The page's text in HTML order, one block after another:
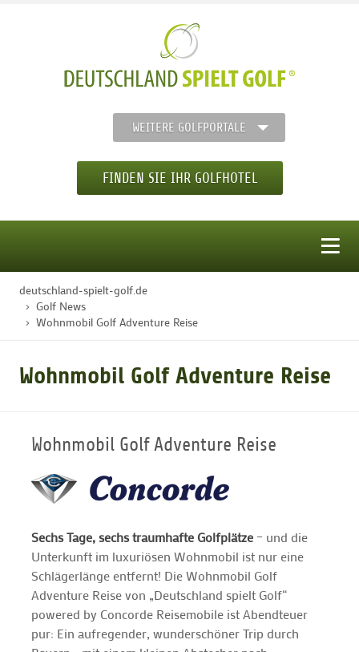
WEITERE GOLFPORTALE
FINDEN SIE IHR GOLFHOTEL
STARTSEITE
GOLF CARD
GOLF & WOMO
MALLORCA GOLFWOCHE
GOLF NEWS
deutschland-spielt-golf.de
Golf News
Wohnmobil Golf Adventure Reise
Wohnmobil Golf Adventure Reise
Wohnmobil Golf Adventure Reise
Sechs Tage, sechs traumhafte Golfplätze – und die
Unterkunft im luxuriösen Wohnmobil ist nur eine
Schlägerlänge entfernt! Die Wohnmobil Golf
Adventure Reise von „Deutschland spielt Golf“
powered by Concorde Reisemobile ist Abendteuer
pur: Ein aufregender, wunderschöner Trip durch